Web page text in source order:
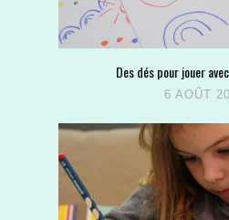
Des dés pour jouer
6 AOÛT